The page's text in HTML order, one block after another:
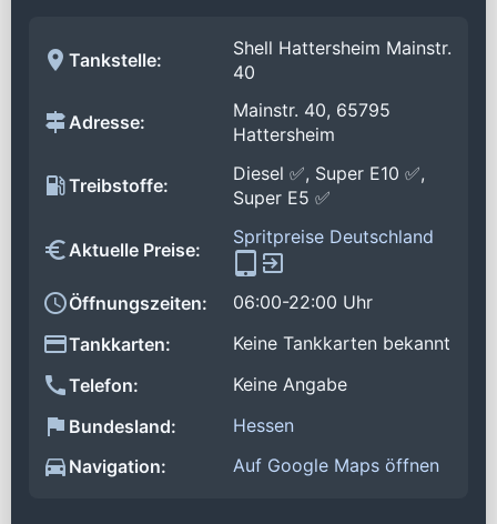
Tankstelle:
Shell Hattersheim Mainstr.
40
Adresse:
Mainstr. 40, 65795
Hattersheim
Treibstoffe:
Diesel ✅, Super E10 ✅,
Super E5 ✅
Aktuelle Preise:
Spritpreise Deutschland
Öffnungszeiten:
06:00-22:00 Uhr
Tankkarten:
Keine Tankkarten bekannt
Telefon:
Keine Angabe
Bundesland:
Hessen
Navigation:
Auf Google Maps öffnen